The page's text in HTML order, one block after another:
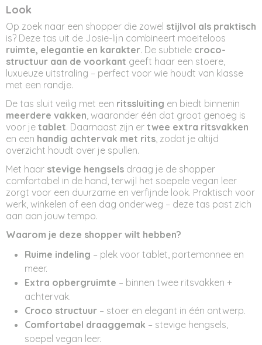
Look
Op zoek naar een shopper die zowel stijlvol als praktisch
is? Deze tas uit de Josie-lijn combineert moeiteloos
ruimte, elegantie en karakter. De subtiele croco-
structuur aan de voorkant geeft haar een stoere,
luxueuze uitstraling – perfect voor wie houdt van klasse
met een randje.
De tas sluit veilig met een ritssluiting en biedt binnenin
meerdere vakken, waaronder één dat groot genoeg is
voor je tablet. Daarnaast zijn er twee extra ritsvakken
en een handig achtervak met rits, zodat je altijd
overzicht houdt over je spullen.
Met haar stevige hengsels draag je de shopper
comfortabel in de hand, terwijl het soepele vegan leer
zorgt voor een duurzame en verfijnde look. Praktisch voor
werk, winkelen of een dag onderweg – deze tas past zich
aan aan jouw tempo.
Waarom je deze shopper wilt hebben?
Ruime indeling – plek voor tablet, portemonnee en
meer.
Extra opbergruimte – binnen twee ritsvakken +
achtervak.
Croco structuur – stoer en elegant in één ontwerp.
Comfortabel draaggemak – stevige hengsels,
soepel vegan leer.